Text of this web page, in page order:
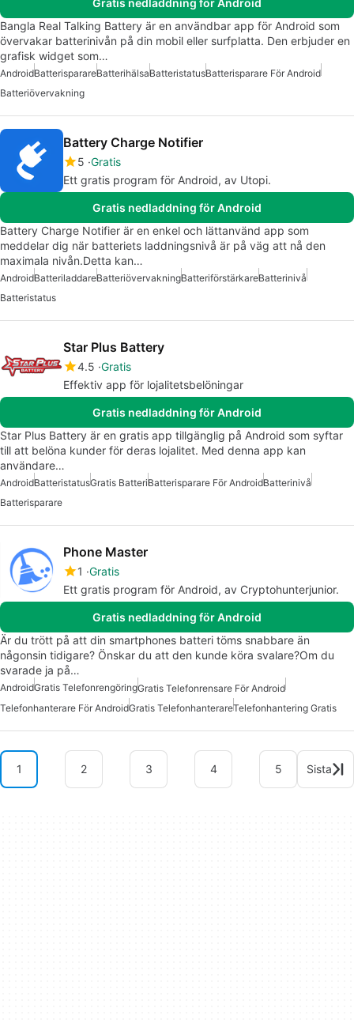
Bangla Real Talking Battery är en användbar app för Android som
övervakar batterinivån på din mobil eller surfplatta. Den erbjuder en
grafisk widget som…
AndroidBatterisparareBatterihälsaBatteristatusBatterisparare För Android
Batteriövervakning
Battery Charge Notifier
5 Gratis
Ett gratis program för Android, av Utopi.
Gratis nedladdning för Android
Battery Charge Notifier är en enkel och lättanvänd app som
meddelar dig när batteriets laddningsnivå är på väg att nå den
maximala nivån.Detta kan…
AndroidBatteriladdareBatteriövervakningBatteriförstärkareBatterinivå
Batteristatus
Star Plus Battery
4.5 Gratis
Effektiv app för lojalitetsbelöningar
Gratis nedladdning för Android
Star Plus Battery är en gratis app tillgänglig på Android som syftar
till att belöna kunder för deras lojalitet. Med denna app kan
användare…
AndroidBatteristatusGratis BatteriBatterisparare För AndroidBatterinivå
Batterisparare
Phone Master
1 Gratis
Ett gratis program för Android, av Cryptohunterjunior.
Gratis nedladdning för Android
Är du trött på att din smartphones batteri töms snabbare än
någonsin tidigare? Önskar du att den kunde köra svalare?Om du
svarade ja på…
AndroidGratis TelefonrengöringGratis Telefonrensare För Android
Telefonhanterare För AndroidGratis TelefonhanterareTelefonhantering Gratis
1 2 3 4 5 Sista